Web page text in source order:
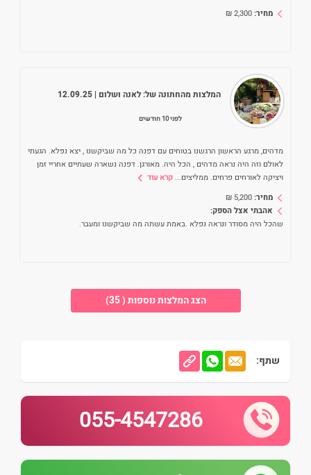
מחיר:2,300
₪
לפני 10 חודשים
המלצות מהחתונה של:לאנה ושלום | 12.09.25
מדהים, מרגע הראשון הרגשנו בטוחים עם דפנה כל מה שביקשנו , יצא נפלא. הגעתי
לאולם וזה היה נראה מדהים , הכל היה. מאורגן. דפנה נשארה שעתיים אחריי זמן
ויציקה לאורחים פרחים. ממליצים... קרא עוד
מחיר:5,200
₪
אהבתי אצל הספק:
שהכל היה מסודר ונראה נפלא .באמת עשתה מה שביקשנו ומעבר.
הצג המלצות נוספות ( 35)
שתף:
055-4547286